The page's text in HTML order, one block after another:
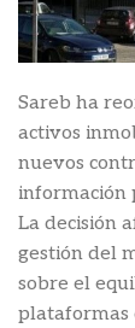
Sareb ha
activos
nuevos
información
La decisión
gestión del
sobre el
plataformas